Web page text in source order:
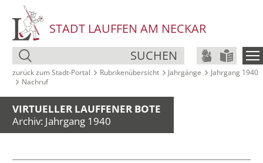
STADT LAUFFEN AM NECKAR
SUCHEN
zurück zum Stadt‑Portal Rubrikenübersicht Jahrgänge
Jahrgang 1940
Nachruf
VIRTUELLER LAUFFENER BOTE
Archiv: Jahrgang 1940